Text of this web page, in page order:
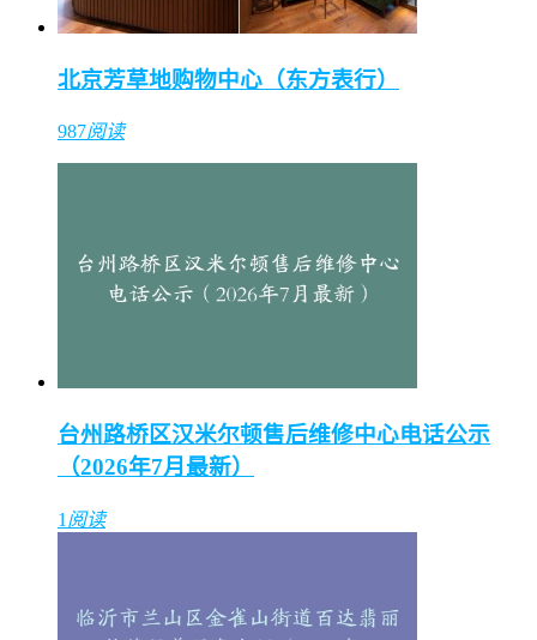
北京芳草地购物中心（东方表行）
987阅读
台州路桥区汉米尔顿售后维修中心电话公示
（2026年7月最新）
1 阅读